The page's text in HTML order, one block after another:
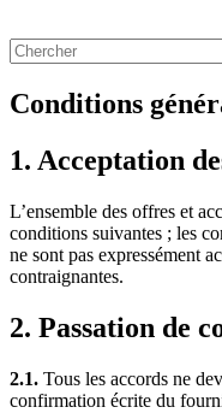
Conditions
1. Acceptation
L’ensemble des offres et
conditions suivantes ; les
ne sont pas expressément
contraignantes.
2. Passation de
2.1. Tous les accords ne
confirmation écrite du